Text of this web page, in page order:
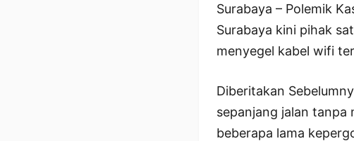
Surabaya – Polemik
Surabaya kini pihak
menyegel kabel wifi
Diberitakan
sepanjang jalan tanpa
beberapa lama